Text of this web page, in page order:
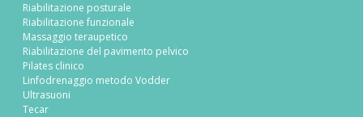
Riabilitazione posturale
Riabilitazione funzionale
Massaggio teraupetico
Riabilitazione del pavimento pelvico
Pilates clinico
Linfodrenaggio metodo Vodder
Ultrasuoni
Tecar